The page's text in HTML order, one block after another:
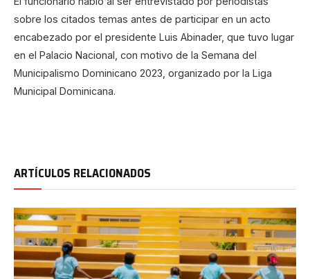
sobre los citados temas antes de participar en un acto
encabezado por el presidente Luis Abinader, que tuvo lugar
en el Palacio Nacional, con motivo de la Semana del
Municipalismo Dominicano 2023, organizado por la Liga
Municipal Dominicana.
ARTÍCULOS RELACIONADOS